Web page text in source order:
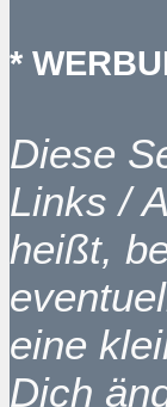
*
Diese
Links /
heißt,
eine
Dich